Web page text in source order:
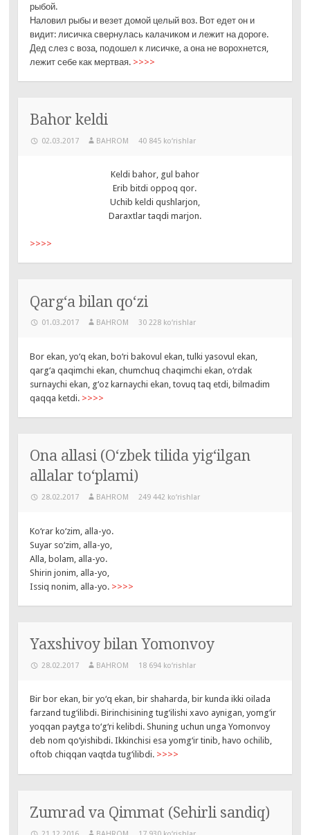
рыбой.
Наловил рыбы и везет домой целый воз. Вот едет он и
видит: лисичка свернулась калачиком и лежит на дороге.
Дед слез с воза, подошел к лисичке, а она не ворохнется,
лежит себе как мертвая. >>>>
Bahor keldi
02.03.2017 BAHROM 40 845 ko‘rishlar
Keldi bahor, gul bahor
Erib bitdi oppoq qor.
Uchib keldi qushlarjon,
Daraxtlar taqdi marjon.
>>>>
Qarg‘a bilan qo‘zi
01.03.2017 BAHROM 30 228 ko‘rishlar
Bor ekan, yo‘q ekan, bo‘ri bakovul ekan, tulki yasovul ekan,
qarg‘a qaqimchi ekan, chumchuq chaqimchi ekan, o‘rdak
surnaychi ekan, g‘oz karnaychi ekan, tovuq taq etdi, bilmadim
qaqqa ketdi. >>>>
Ona allasi (O‘zbek tilida yig‘ilgan
allalar to‘plami)
28.02.2017 BAHROM 249 442 ko‘rishlar
Ko‘rar ko‘zim, alla-yo.
Suyar so‘zim, alla-yo,
Alla, bolam, alla-yo.
Shirin jonim, alla-yo,
Issiq nonim, alla-yo. >>>>
Yaxshivoy bilan Yomonvoy
28.02.2017 BAHROM 18 694 ko‘rishlar
Bir bor ekan, bir yo‘q ekan, bir shaharda, bir kunda ikki oilada
farzand tug‘ilibdi. Birinchisining tug‘ilishi xavo aynigan, yomg‘ir
yoqqan paytga to‘g‘ri kelibdi. Shuning uchun unga Yomonvoy
deb nom qo‘yishibdi. Ikkinchisi esa yomg‘ir tinib, havo ochilib,
oftob chiqqan vaqtda tug‘ilibdi. >>>>
Zumrad va Qimmat (Sehirli sandiq)